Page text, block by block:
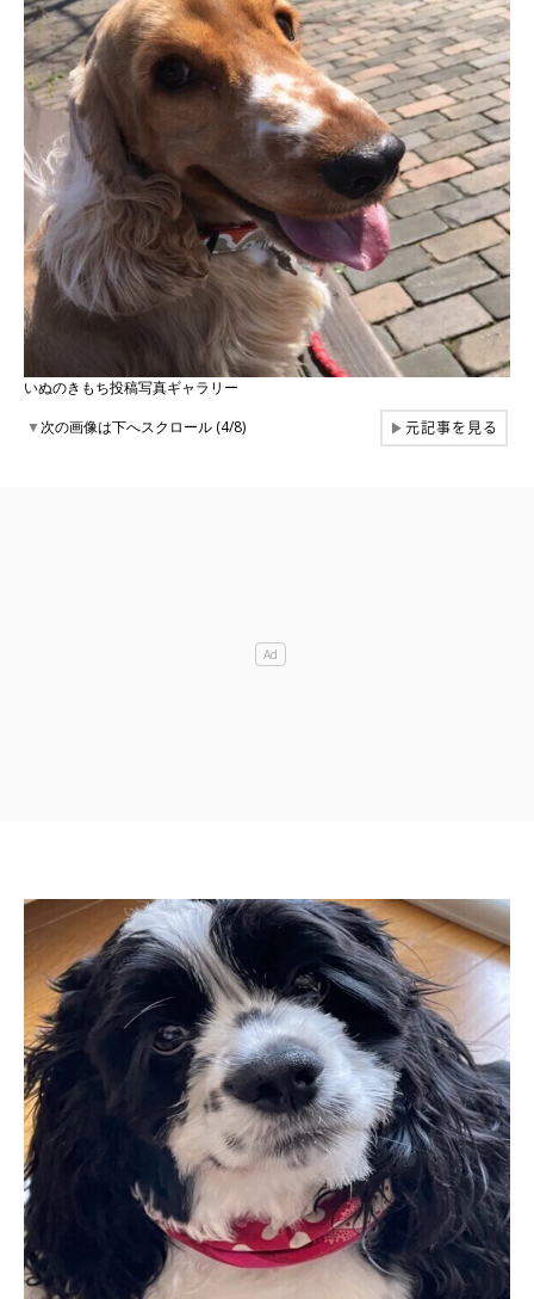
いぬのきもち投稿写真ギャラリー
▼次の画像は下へスクロール (4/8) ▶元記事を見る